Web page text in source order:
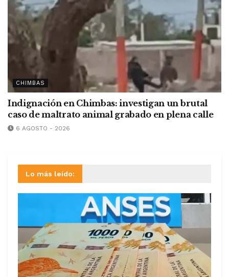
CHIMBAS
Indignación en Chimbas: investigan un brutal
caso de maltrato animal grabado en plena calle
6 AGOSTO - 2026
Lo más leído: